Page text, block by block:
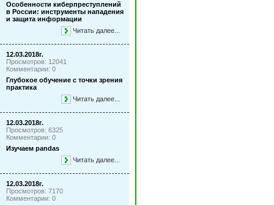
Особенности киберпреступлений
в России: инструменты нападения
и защита информации
Читать далее...
12.03.2018г.
Просмотров: 12041
Комментарии: 0
Глубокое обучение с точки зрения
практика
Читать далее...
12.03.2018г.
Просмотров: 6325
Комментарии: 0
Изучаем pandas
Читать далее...
12.03.2018г.
Просмотров: 7170
Комментарии: 0